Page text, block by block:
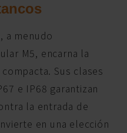
a menudo
M5, encarna la
Sus clases
e IP68 garantizan
la entrada de
en una elección